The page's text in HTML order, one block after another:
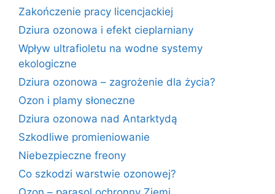
Zakończenie pracy licencjackiej
Dziura ozonowa i efekt cieplarniany
Wpływ ultrafioletu na wodne systemy
ekologiczne
Dziura ozonowa – zagrożenie dla życia?
Ozon i plamy słoneczne
Dziura ozonowa nad Antarktydą
Szkodliwe promieniowanie
Niebezpieczne freony
Co szkodzi warstwie ozonowej?